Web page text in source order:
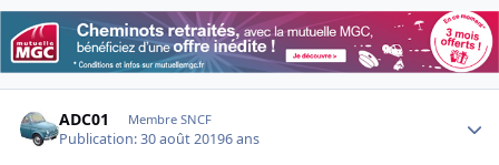
ADC01 Membre SNCF
Publication:30 août 20196 ans